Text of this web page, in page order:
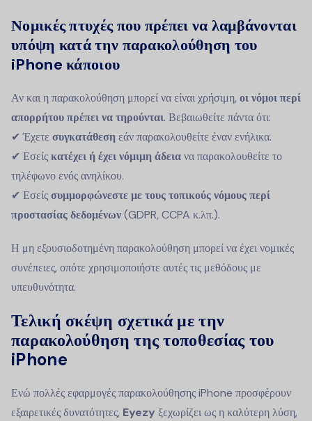
Νομικές πτυχές που πρέπει να λαμβάνονται
υπόψη κατά την παρακολούθηση του
iPhone κάποιου
Αν και η παρακολούθηση μπορεί να είναι χρήσιμη, οι νόμοι περί
απορρήτου πρέπει να τηρούνται. Βεβαιωθείτε πάντα ότι:
✔ Έχετε συγκατάθεση εάν παρακολουθείτε έναν ενήλικα.
✔ Εσείςκατέχει ή έχει νόμιμη άδειανα παρακολουθείτε το
τηλέφωνο ενός ανηλίκου.
✔ Εσείςσυμμορφώνεστε με τους τοπικούς νόμους περί
προστασίας δεδομένων(GDPR, CCPA κ.λπ.).
Η μη εξουσιοδοτημένη παρακολούθηση μπορεί να έχει νομικές
συνέπειες, οπότε χρησιμοποιήστε αυτές τις μεθόδους με
υπευθυνότητα.
Τελική σκέψη σχετικά με την
παρακολούθηση της τοποθεσίας του
iPhone
Ενώ πολλές εφαρμογές παρακολούθησης iPhone προσφέρουν
εξαιρετικές δυνατότητες, Eyezy ξεχωρίζει ως η καλύτερη λύση,